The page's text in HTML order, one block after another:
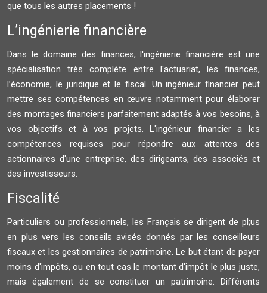
que tous les autres placements !
L’ingénierie financière
Dans le domaine des finances, l'ingénierie financière est une
spécialisation très complète entre l'actuariat, les finances,
l’économie, le juridique et le fiscal. Un ingénieur financier peut
mettre ses compétences en œuvre notamment pour élaborer
des montages financiers parfaitement adaptés à vos besoins, à
vos objectifs et à vos projets. L'ingénieur financier a les
compétences requises pour répondre aux attentes des
actionnaires d'une entreprise, des dirigeants, des associés et
des investisseurs.
Fiscalité
Particuliers ou professionnels, les Français se dirigent de pl;us
en plus vers les conseils avisés donnés par les conseilleurs
fiscaux et les gestionnaires de patrimoine. Le but étant de payer
moins d'impôts, ou en tout cas le montant d'impôt le plus juste,
mais également de se constituer un patrimoine. Différents